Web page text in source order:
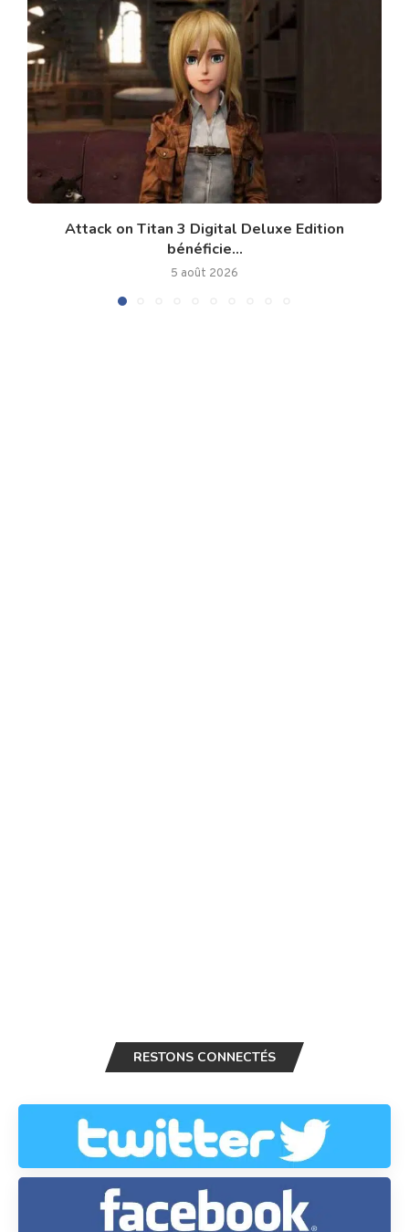
Attack on Titan 3 Digital Deluxe Edition
bénéficie...
5 août 2026
RESTONS CONNECTÉS